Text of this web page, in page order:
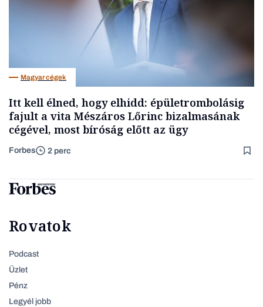
Magyar cégek
Itt kell élned, hogy elhidd: épületrombolásig
fajult a vita Mészáros Lőrinc bizalmasának
cégével, most bíróság előtt az ügy
Forbes 2 perc
Rovatok
Podcast
Üzlet
Pénz
Legyél jobb